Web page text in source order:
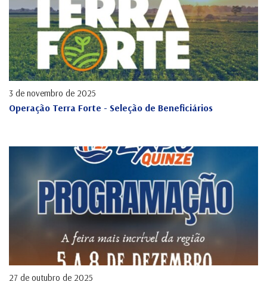
3 de novembro de 2025
Operação Terra Forte - Seleção de Beneficiários
27 de outubro de 2025